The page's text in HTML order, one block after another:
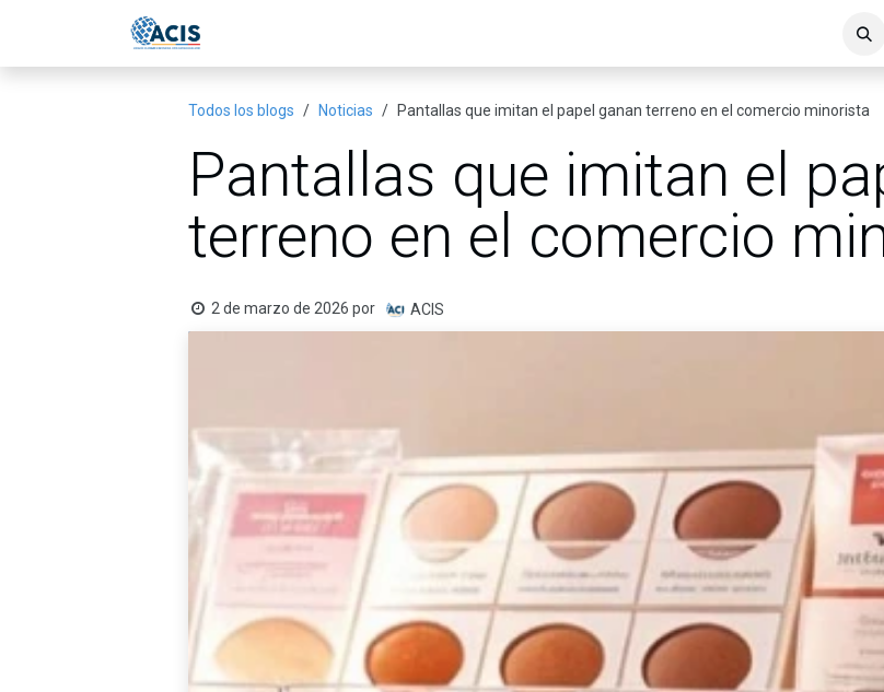
Todos los blogs Noticias Pantallas que imitan el papel ganan terreno en el comercio minorista
Pantallas que imitan el
terreno en el comercio
2 de marzo de 2026 por ACIS